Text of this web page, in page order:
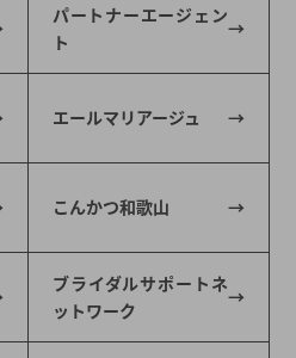
パートナーエージェン
ト
エールマリアージュ
こんかつ和歌山
ブライダルサポートネ
ットワーク